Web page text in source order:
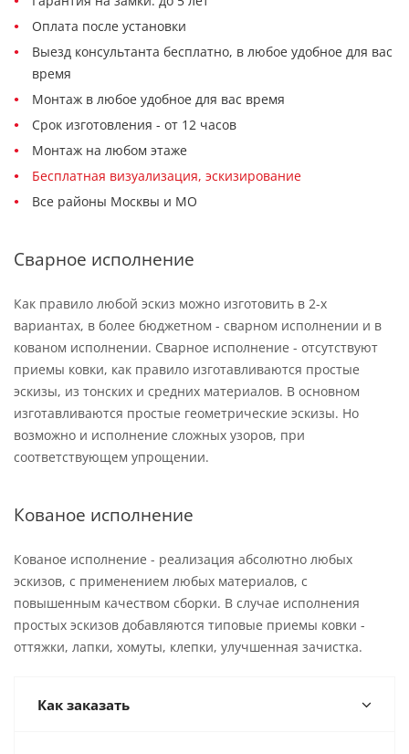
Оплата после установки
Выезд консультанта бесплатно, в любое удобное для вас
время
Монтаж в любое удобное для вас время
Срок изготовления - от 12 часов
Монтаж на любом этаже
Бесплатная визуализация, эскизирование
Все районы Москвы и МО
Сварное исполнение
Как правило любой эскиз можно изготовить в 2-х
вариантах, в более бюджетном - сварном исполнении и в
кованом исполнении. Сварное исполнение - отсутствуют
приемы ковки, как правило изготавливаются простые
эскизы, из тонских и средних материалов. В основном
изготавливаются простые геометрические эскизы. Но
возможно и исполнение сложных узоров, при
соответствующем упрощении.
Кованое исполнение
Кованое исполнение - реализация абсолютно любых
эскизов, с применением любых материалов, с
повышенным качеством сборки. В случае исполнения
простых эскизов добавляются типовые приемы ковки -
оттяжки, лапки, хомуты, клепки, улучшенная зачистка.
Как заказать